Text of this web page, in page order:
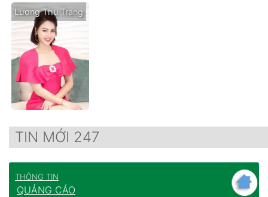
Lương Thu Trang
TIN MỚI 247
THÔNG TIN
QUẢNG CÁO